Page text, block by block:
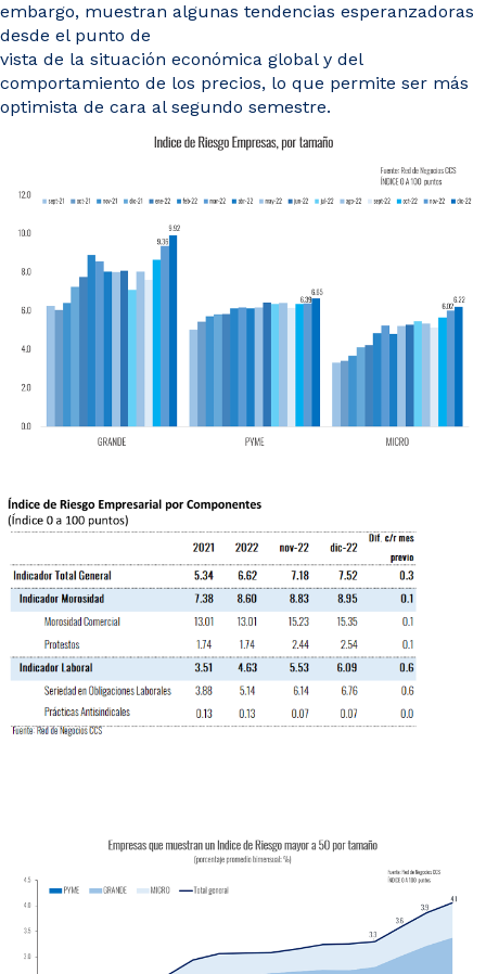
embargo, muestran algunas tendencias esperanzadoras
desde el punto de
vista de la situación económica global y del
comportamiento de los precios, lo que permite ser más
optimista de cara al segundo semestre.